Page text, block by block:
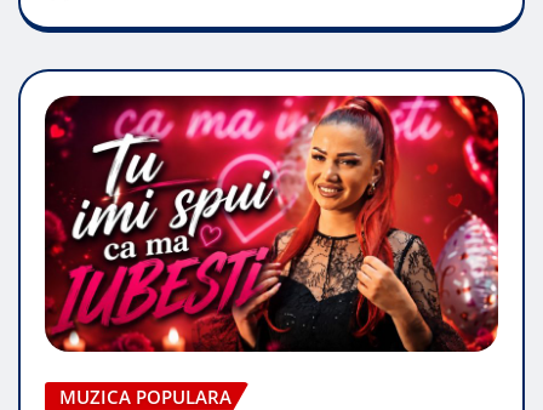
MUZICA POPULARA